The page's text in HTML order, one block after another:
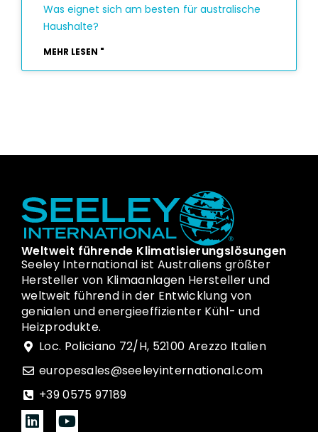
Was eignet sich am besten für australische
Haushalte?
MEHR LESEN "
Weltweit führende Klimatisierungslösungen
Seeley International ist Australiens größter
Hersteller von Klimaanlagen Hersteller und
weltweit führend in der Entwicklung von
genialen und energieeffizienter Kühl- und
Heizprodukte.
Loc. Policiano 72/H, 52100 Arezzo Italien
europesales@seeleyinternational.com
+39 0575 97189